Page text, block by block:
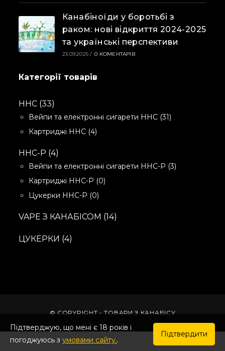
Канабіноїди у боротьбі з
раком: нові відкриття 2024-2025
та українські перспективи
23.09.2025 / 0 КОМЕНТАРІВ
Категорії товарів
HHC 3333
ТОВАРИ
Вейпи та електронні сигарети HHC 3131
Картриджі HHC 44
HHC-P 44
ТОВАРИ
Вейпи та електронні сигарети HHC-P 33
Картриджі HHC-P 00
Цукерки HHC-P 00
VAPE З КАНАБІСОМ 1414
ЦУКЕРКИ 44
© COPYRIGHT - ТОВАРИ З КАНАБІСУ
Підтверджую, що мені є 18 років і
погоджуюсь з умовами сайту..
Підтвердити